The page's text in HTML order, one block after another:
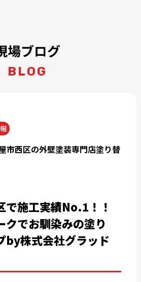
場ブログ
BLOG
市西区の外壁塗装専門店塗り替
で施工実績No.1！！
クでお馴染みの塗り
by株式会社グラッド